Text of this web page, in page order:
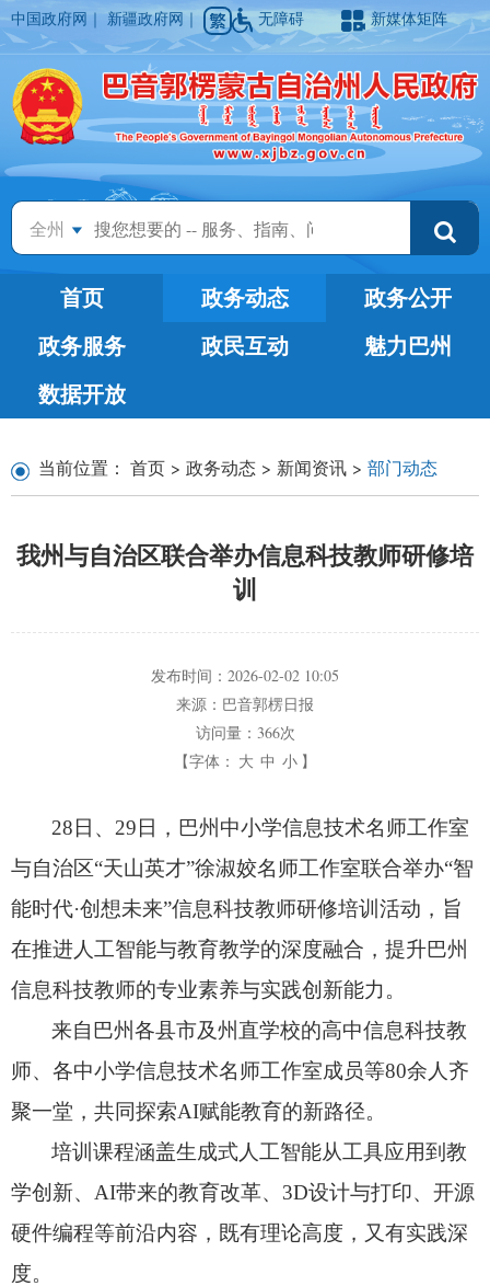
中国政府网 ｜新疆政府网 ｜ 无障碍 新媒体矩阵
全州
首页 政务动态
政务公开
政务服务
政民互动
魅力巴州
数据开放
当前位置： 首页 > 政务动态 > 新闻资讯 > 部门动态
我州与自治区联合举办信息科技教师研修培
训
发布时间： 2026-02-02 10:05
来源： 巴音郭楞日报
访问量： 366次
【字体： 大 中 小 】
28日、 29日， 巴州中小学信息技术名师工作室
与自治区“天山英才”徐淑姣名师工作室联合举办“智
能时代·创想未来”信息科技教师研修培训活动， 旨
在推进人工智能与教育教学的深度融合， 提升巴州
信息科技教师的专业素养与实践创新能力。
来自巴州各县市及州直学校的高中信息科技教
师、 各中小学信息技术名师工作室成员等80余人齐
聚一堂， 共同探索AI赋能教育的新路径。
培训课程涵盖生成式人工智能从工具应用到教
学创新、 AI带来的教育改革、 3D设计与打印、 开源
硬件编程等前沿内容， 既有理论高度， 又有实践深
度。